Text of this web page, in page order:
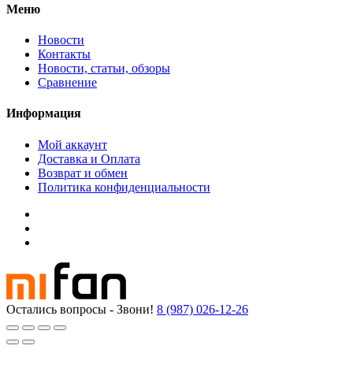
Меню
Новости
Контакты
Новости, статьи, обзоры
Сравнение
Информация
Мой аккаунт
Доставка и Оплата
Возврат и обмен
Политика конфиденциальности
Остались вопросы - Звони! 8 (987) 026-12-26